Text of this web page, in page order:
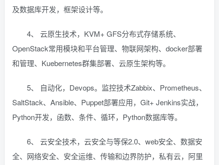
及数据库开发，框架设计等。
4、 云原生技术，KVM+ GFS分布式存储系统、
OpenStack常用模块和平台管理、物联网架构、docker部署
和管理、Kuebernetes群集部署、云原生架构等。
5、 自动化，Devops。监控技术Zabbix、Prometheus、
SaltStack、Ansible、Puppet部署应用，Git+ Jenkins实战，
Python开发，函数、条件、循环，Python数据库等。
6、 云安全技术，云安全与等保2.0、web安全、数据安
全、网络安全、安全运维、传输和边界防护，私有云，阿里